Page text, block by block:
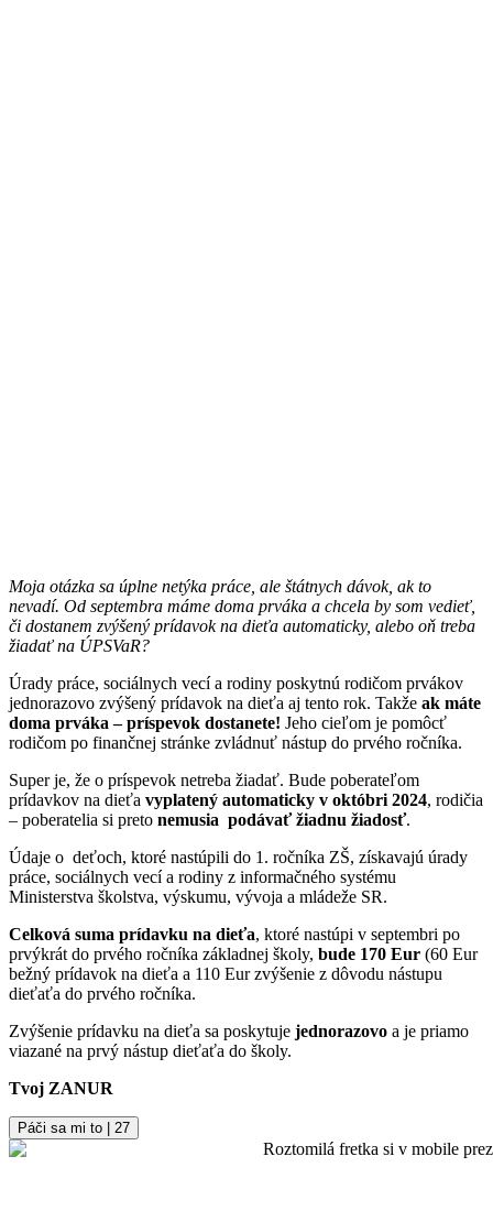
Moja otázka sa úplne netýka práce, ale štátnych dávok, ak to
nevadí. Od septembra máme doma prváka a chcela by som vedieť,
či dostanem zvýšený prídavok na dieťa automaticky, alebo oň treba
žiadať na ÚPSVaR?
Úrady práce, sociálnych vecí a rodiny poskytnú rodičom prvákov
jednorazovo zvýšený prídavok na dieťa aj tento rok. Takže ak máte
doma prváka – príspevok dostanete! Jeho cieľom je pomôcť
rodičom po finančnej stránke zvládnuť nástup do prvého ročníka.
Super je, že o príspevok netreba žiadať. Bude poberateľom
prídavkov na dieťa vyplatený automaticky v októbri 2024, rodičia
– poberatelia si preto nemusia podávať žiadnu žiadosť.
Údaje o deťoch, ktoré nastúpili do 1. ročníka ZŠ, získavajú úrady
práce, sociálnych vecí a rodiny z informačného systému
Ministerstva školstva, výskumu, vývoja a mládeže SR.
Celková suma prídavku na dieťa, ktoré nastúpi v septembri po
prvýkrát do prvého ročníka základnej školy, bude 170 Eur (60 Eur
bežný prídavok na dieťa a 110 Eur zvýšenie z dôvodu nástupu
dieťaťa do prvého ročníka.
Zvýšenie prídavku na dieťa sa poskytuje jednorazovo a je priamo
viazané na prvý nástup dieťaťa do školy.
Tvoj ZANUR
Páči sa mi to | 27